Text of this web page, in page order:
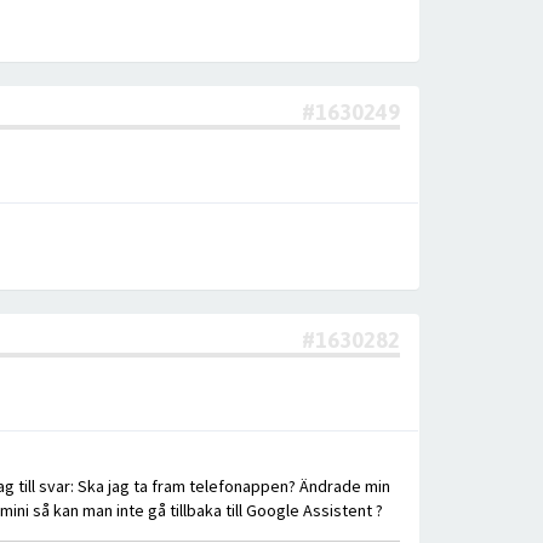
#1630249
#1630282
till svar: Ska jag ta fram telefonappen? Ändrade min
så kan man inte gå tillbaka till Google Assistent ?